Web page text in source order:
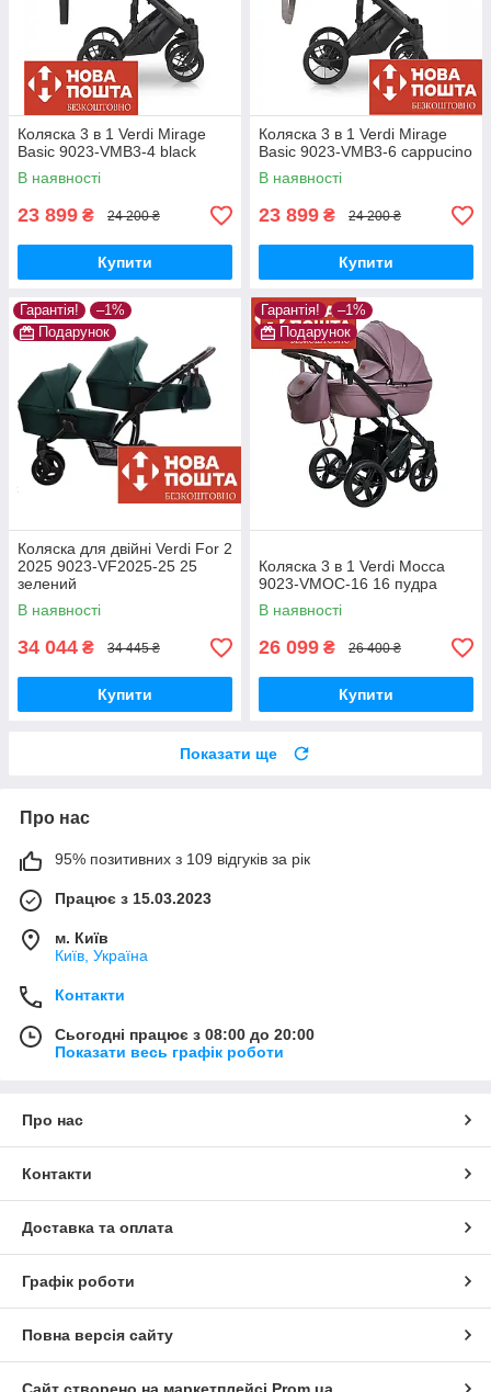
Коляска 3 в 1 Verdi Mirage
Basic 9023-VMB3-4 black
В наявності
23 899 ₴ 24 200 ₴
Купити
Коляска 3 в 1 Verdi Mirage
Basic 9023-VMB3-6 cappucino
В наявності
23 899 ₴ 24 200 ₴
Купити
Гарантія!
–1%
Подарунок
Коляска для двійні Verdi For 2
2025 9023-VF2025-25 25
зелений
В наявності
34 044 ₴ 34 445 ₴
Купити
Гарантія!
–1%
Подарунок
Коляска 3 в 1 Verdi Mocca
9023-VMOC-16 16 пудра
В наявності
26 099 ₴ 26 400 ₴
Купити
Показати ще
Про нас
95% позитивних з 109 відгуків за рік
Працює з 15.03.2023
м. Київ
Київ, Україна
Контакти
Сьогодні працює з 08:00 до 20:00
Показати весь графік роботи
Про нас
Контакти
Доставка та оплата
Графік роботи
Повна версія сайту